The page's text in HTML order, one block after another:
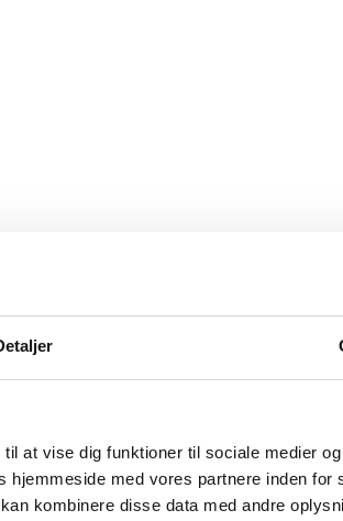
at vise dig funktioner til sociale medier
med vores partnere inden for
kombinere disse data med andre
men også en mere bæredygtig og
og større slid på
miljøkrav og standarder.
hvor det skal yde optimalt.